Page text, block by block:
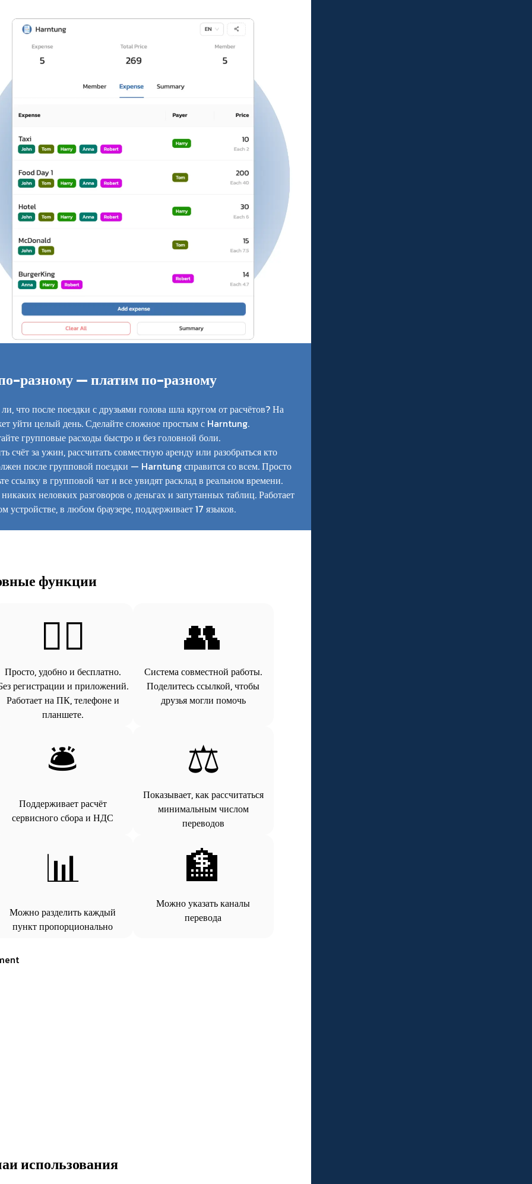
разному — платим по-разному
что после поездки с друзьями голова шла кругом от расчётов? На
уйти целый день. Сделайте сложное простым с Harntung.
групповые расходы быстро и без головной боли.
счёт за ужин, рассчитать совместную аренду или разобраться кто
после групповой поездки — Harntung справится со всем. Просто
ссылку в групповой чат и все увидят расклад в реальном времени.
неловких разговоров о деньгах и запутанных таблиц. Работает
устройстве, в любом браузере, поддерживает 17 языков.
функции
💆‍♂️
Просто, удобно и бесплатно.
регистрации и приложений.
Работает на ПК, телефоне и
планшете.
👥
Система совместной работы.
Поделитесь ссылкой, чтобы
друзья могли помочь
🛎
Поддерживает расчёт
сервисного сбора и НДС
⚖️
Показывает, как рассчитаться
минимальным числом
переводов
📊
Можно разделить каждый
пункт пропорционально
🏦
Можно указать каналы
перевода
использования